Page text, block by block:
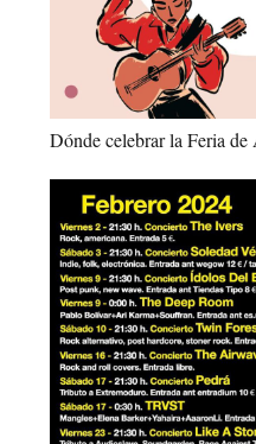
Dónde celebrar la Feria